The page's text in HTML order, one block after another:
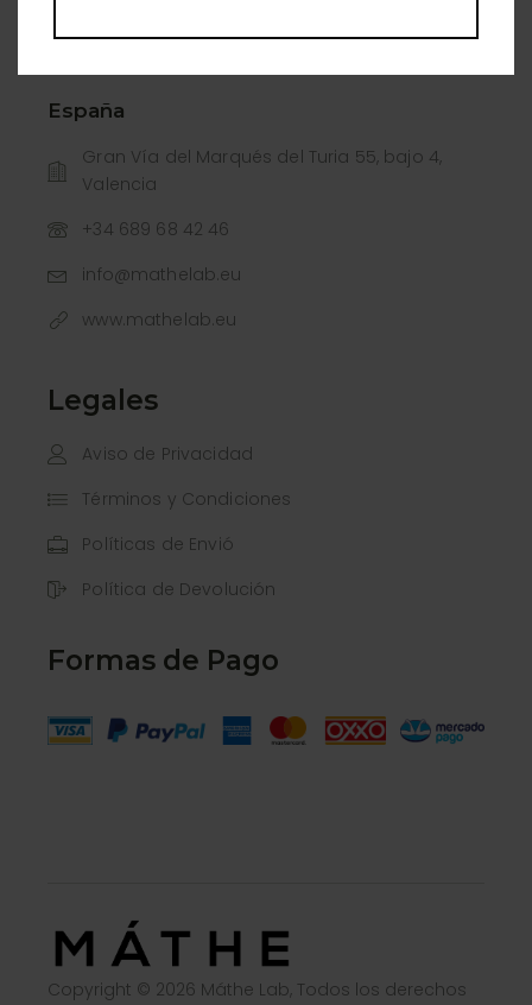
Lunes a Viernes de 10:00 a 19:00 Sábados de
España
Gran Vía del Marqués del Turia 55, bajo 4,
Valencia
+34 689 68 42 46
info@mathelab.eu
www.mathelab.eu
Legales
Aviso de Privacidad
Términos y Condiciones
Políticas de Envió
Política de Devolución
Formas de Pago
Copyright © 2026 Máthe Lab, Todos los derechos